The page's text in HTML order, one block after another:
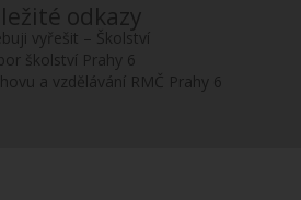
odkazy
vyřešit – Školství
školství Prahy 6
a vzdělávání RMČ Prahy 6